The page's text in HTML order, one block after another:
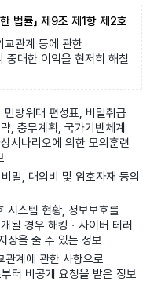
법률」 제9조 제1항 제2호
교관계 등에 관한
중대한 이익을 현저히 해칠
방위대 편성표, 비밀취급
, 충무계획, 국가기반체계
시나리오에 의한 모의훈련
밀, 대외비 및 암호자재 등의
시스템 현황, 정보보호를
될 경우 해킹ㆍ사이버 테러
장을 줄 수 있는 정보
관계에 관한 사항으로
터 비공개 요청을 받은 정보